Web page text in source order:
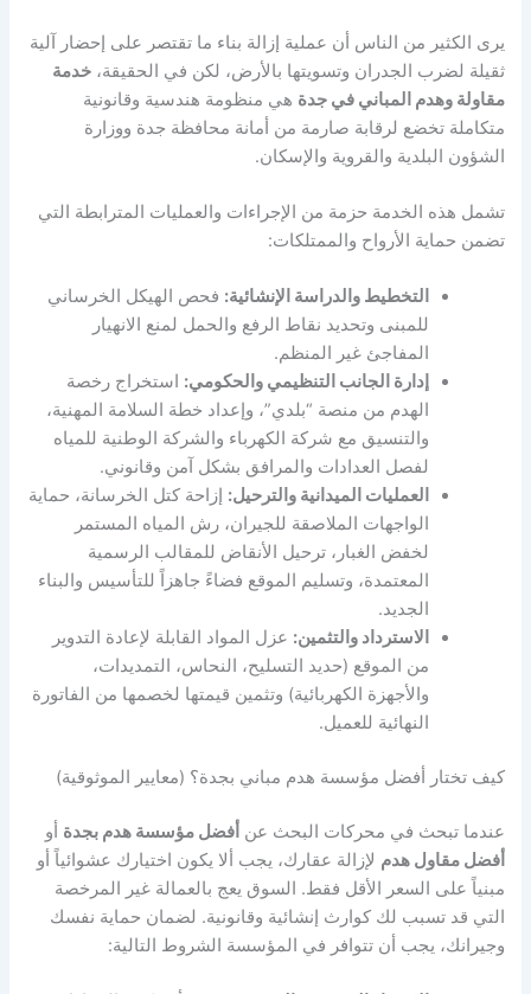
يرى الكثير من الناس أن عملية إزالة بناء ما تقتصر على إحضار آلية
ثقيلة لضرب الجدران وتسويتها بالأرض، لكن في الحقيقة،خدمة
مقاولة وهدم المباني في جدة هي منظومة هندسية وقانونية
متكاملة تخضع لرقابة صارمة من أمانة محافظة جدة ووزارة
الشؤون البلدية والقروية والإسكان.
تشمل هذه الخدمة حزمة من الإجراءات والعمليات المترابطة التي
تضمن حماية الأرواح والممتلكات:
التخطيط والدراسة الإنشائية: فحص الهيكل الخرساني
للمبنى وتحديد نقاط الرفع والحمل لمنع الانهيار
المفاجئ غير المنظم.
إدارة الجانب التنظيمي والحكومي: استخراج رخصة
الهدم من منصة “بلدي”، وإعداد خطة السلامة المهنية،
والتنسيق مع شركة الكهرباء والشركة الوطنية للمياه
لفصل العدادات والمرافق بشكل آمن وقانوني.
العمليات الميدانية والترحيل: إزاحة كتل الخرسانة، حماية
الواجهات الملاصقة للجيران، رش المياه المستمر
لخفض الغبار، ترحيل الأنقاض للمقالب الرسمية
المعتمدة، وتسليم الموقع فضاءً جاهزاً للتأسيس والبناء
الجديد.
الاسترداد والتثمين: عزل المواد القابلة لإعادة التدوير
من الموقع (حديد التسليح، النحاس، التمديدات،
والأجهزة الكهربائية) وتثمين قيمتها لخصمها من الفاتورة
النهائية للعميل.
كيف تختار أفضل مؤسسة هدم مباني بجدة؟ (معايير الموثوقية)
عندما تبحث في محركات البحث عن أفضل مؤسسة هدم بجدة أو
أفضل مقاول هدم لإزالة عقارك، يجب ألا يكون اختيارك عشوائياً أو
مبنياً على السعر الأقل فقط. السوق يعج بالعمالة غير المرخصة
التي قد تسبب لك كوارث إنشائية وقانونية. لضمان حماية نفسك
وجيرانك، يجب أن تتوافر في المؤسسة الشروط التالية: